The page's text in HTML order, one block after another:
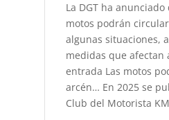
La DGT ha
motos podrán
algunas situaciones,
medidas que afectan
entrada Las motos
arcén… En 2025 se
Club del Motorista